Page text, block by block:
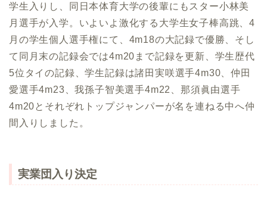
学生入りし、同日本体育大学の後輩にもスター小林美
月選手が入学。いよいよ激化する大学生女子棒高跳、4
月の学生個人選手権にて、4m18の大記録で優勝、そし
て同月末の記録会では4m20まで記録を更新、学生歴代
5位タイの記録、学生記録は諸田実咲選手4m30、仲田
愛選手4m23、我孫子智美選手4m22、那須眞由選手
4m20とそれぞれトップジャンパーが名を連ねる中へ仲
間入りしました。
実業団入り決定